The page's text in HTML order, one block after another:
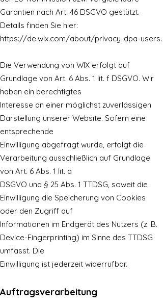
Garantien nach Art. 46 DSGVO gestützt.
Details finden Sie hier:
https://de.wix.com/about/privacy-dpa-users.
Die Verwendung von WIX erfolgt auf
Grundlage von Art. 6 Abs. 1 lit. f DSGVO. Wir
haben ein berechtigtes
Interesse an einer möglichst zuverlässigen
Darstellung unserer Website. Sofern eine
entsprechende
Einwilligung abgefragt wurde, erfolgt die
Verarbeitung ausschließlich auf Grundlage
von Art. 6 Abs. 1 lit. a
DSGVO und § 25 Abs. 1 TTDSG, soweit die
Einwilligung die Speicherung von Cookies
oder den Zugriff auf
Informationen im Endgerät des Nutzers (z. B.
Device-Fingerprinting) im Sinne des TTDSG
umfasst. Die
Einwilligung ist jederzeit widerrufbar.
Auftragsverarbeitung